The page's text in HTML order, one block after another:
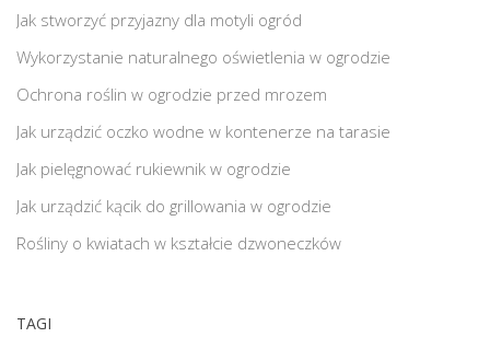
Jak stworzyć przyjazny dla motyli ogród
Wykorzystanie naturalnego oświetlenia w ogrodzie
Ochrona roślin w ogrodzie przed mrozem
Jak urządzić oczko wodne w kontenerze na tarasie
Jak pielęgnować rukiewnik w ogrodzie
Jak urządzić kącik do grillowania w ogrodzie
Rośliny o kwiatach w kształcie dzwoneczków
TAGI